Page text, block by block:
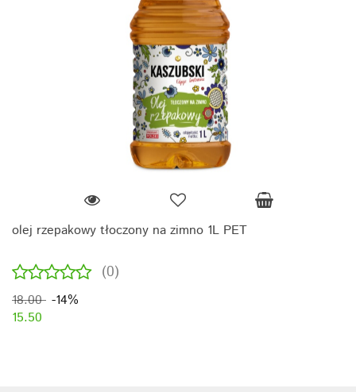
olej rzepakowy tłoczony na zimno 1L PET
(0)
18.00 -14%
15.50